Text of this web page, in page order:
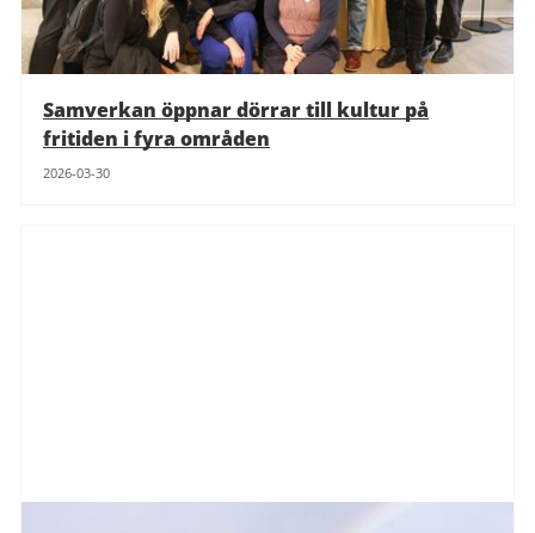
Samverkan öppnar dörrar till kultur på
fritiden i fyra områden
2026-03-30